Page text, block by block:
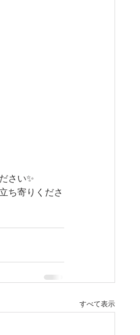
さい✨
ち寄りくださ
すべて表示